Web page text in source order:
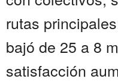
rutas
bajó de 25 a 8
satisfacción